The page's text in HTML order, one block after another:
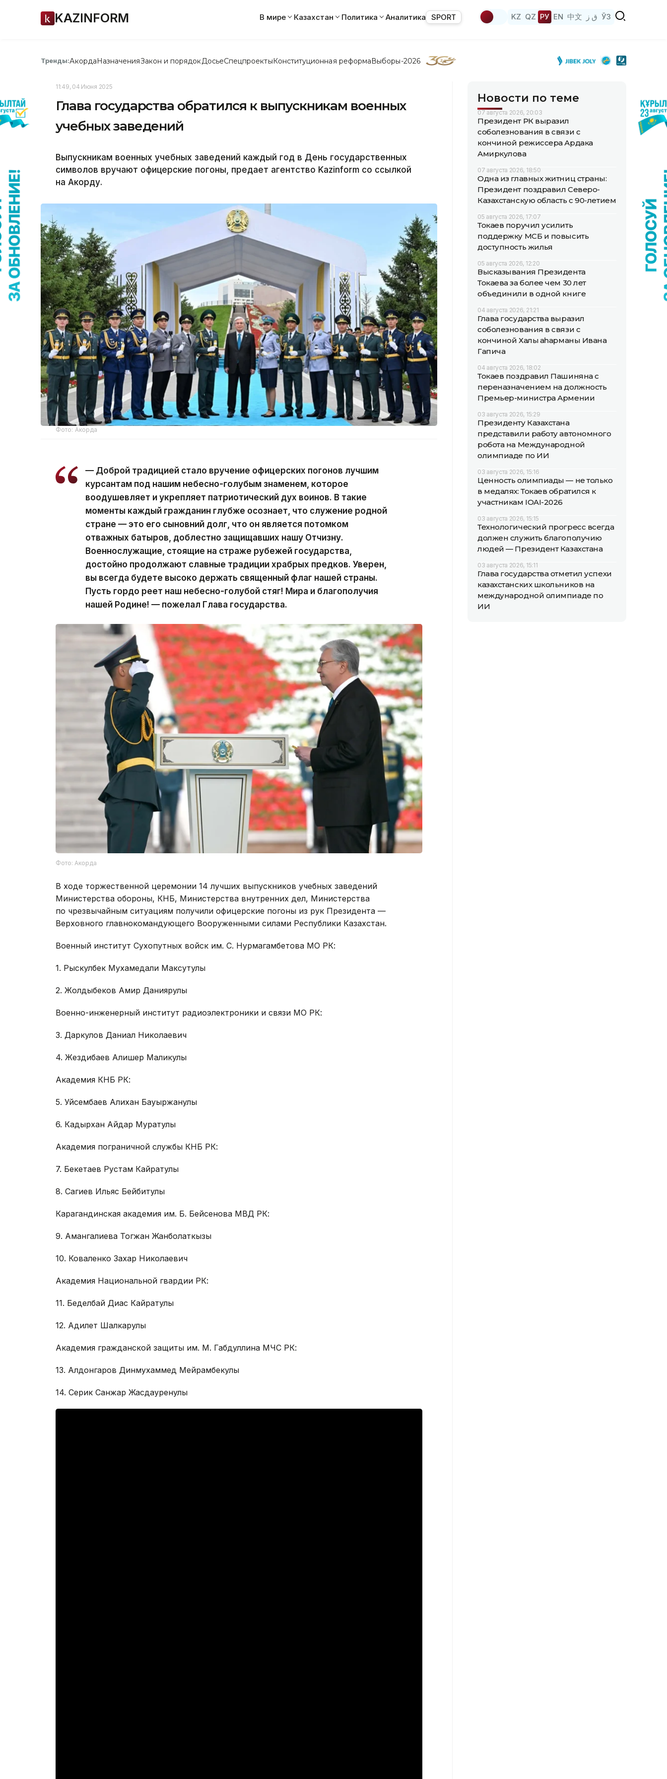
KAZINFORM В мире Казахстан Политика Аналитика SPORT KZ QZ РУ EN 中文 ق ز ЎЗ
Тренды:АкордаНазначенияЗакон и порядок ДосьеСпецпроектыКонституционная реформаВыборы-2026
11:49, 04 Июня 2025
Глава государства обратился к выпускникам военных
учебных заведений
Выпускникам военных учебных заведений каждый год в День государственных
символов вручают офицерские погоны, предает агентство Kazinform со ссылкой
на Акорду.
Фото: Акорда
— Доброй традицией стало вручение офицерских погонов лучшим
курсантам под нашим небесно-голубым знаменем, которое
воодушевляет и укрепляет патриотический дух воинов. В такие
моменты каждый гражданин глубже осознает, что служение родной
стране — это его сыновний долг, что он является потомком
отважных батыров, доблестно защищавших нашу Отчизну.
Военнослужащие, стоящие на страже рубежей государства,
достойно продолжают славные традиции храбрых предков. Уверен,
вы всегда будете высоко держать священный флаг нашей страны.
Пусть гордо реет наш небесно-голубой стяг! Мира и благополучия
нашей Родине! — пожелал Глава государства.
Фото: Акорда
В ходе торжественной церемонии 14 лучших выпускников учебных заведений
Министерства обороны, КНБ, Министерства внутренних дел, Министерства
по чрезвычайным ситуациям получили офицерские погоны из рук Президента —
Верховного главнокомандующего Вооруженными силами Республики Казахстан.
Военный институт Сухопутных войск им. С. Нурмагамбетова МО РК:
1. Рыскулбек Мухамедали Максутулы
2. Жолдыбеков Амир Даниярулы
Военно-инженерный институт радиоэлектроники и связи МО РК:
3. Даркулов Даниал Николаевич
4. Жездибаев Алишер Маликулы
Академия КНБ РК:
5. Уйсембаев Алихан Бауыржанулы
6. Кадырхан Айдар Муратулы
Академия пограничной службы КНБ РК:
7. Бекетаев Рустам Кайратулы
8. Сагиев Ильяс Бейбитулы
Карагандинская академия им. Б. Бейсенова МВД РК:
9. Амангалиева Тогжан Жанболаткызы
10. Коваленко Захар Николаевич
Академия Национальной гвардии РК:
11. Беделбай Диас Кайратулы
12. Адилет Шалкарулы
Академия гражданской защиты им. М. Габдуллина МЧС РК:
13. Алдонгаров Динмухаммед Мейрамбекулы
14. Серик Санжар Жасдауренулы
Новости по теме
07 августа 2026, 20:03
Президент РК выразил
соболезнования в связи с
кончиной режиссера Ардака
Амиркулова
07 августа 2026, 18:50
Одна из главных житниц страны:
Президент поздравил Северо-
Казахстанскую область с 90-летием
05 августа 2026, 17:07
Токаев поручил усилить
поддержку МСБ и повысить
доступность жилья
05 августа 2026, 12:20
Высказывания Президента
Токаева за более чем 30 лет
объединили в одной книге
04 августа 2026, 21:21
Глава государства выразил
соболезнования в связи с
кончиной Халық қаһарманы Ивана
Гапича
04 августа 2026, 18:02
Токаев поздравил Пашиняна с
переназначением на должность
Премьер-министра Армении
03 августа 2026, 15:29
Президенту Казахстана
представили работу автономного
робота на Международной
олимпиаде по ИИ
03 августа 2026, 15:16
Ценность олимпиады — не только
в медалях: Токаев обратился к
участникам IOAI-2026
03 августа 2026, 15:15
Технологический прогресс всегда
должен служить благополучию
людей — Президент Казахстана
03 августа 2026, 15:11
Глава государства отметил успехи
казахстанских школьников на
международной олимпиаде по
ИИ